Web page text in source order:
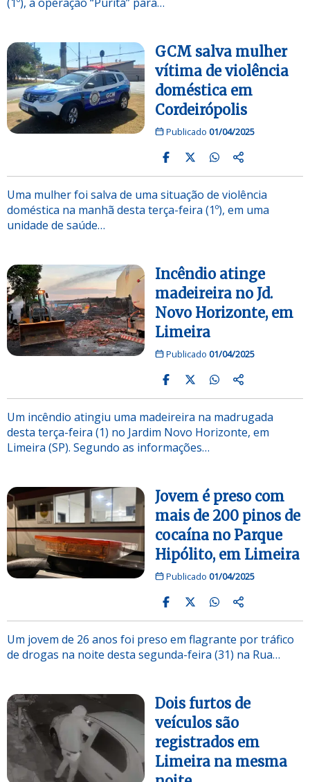
GCM salva mulher
vítima de violência
doméstica em
Cordeirópolis
Publicado 01/04/2025
Uma mulher foi salva de uma situação de violência
doméstica na manhã desta terça-feira (1º), em uma
unidade de saúde…
Incêndio atinge
madeireira no Jd.
Novo Horizonte, em
Limeira
Publicado 01/04/2025
Um incêndio atingiu uma madeireira na madrugada
desta terça-feira (1) no Jardim Novo Horizonte, em
Limeira (SP). Segundo as informações…
Jovem é preso com
mais de 200 pinos de
cocaína no Parque
Hipólito, em Limeira
Publicado 01/04/2025
Um jovem de 26 anos foi preso em flagrante por tráfico
de drogas na noite desta segunda-feira (31) na Rua…
Dois furtos de
veículos são
registrados em
Limeira na mesma